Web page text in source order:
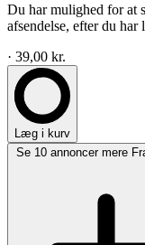
Du har mulighed for at
afsendelse, efter du har
· 39,00 kr.
Læg i kurv
Se 10 annoncer mere